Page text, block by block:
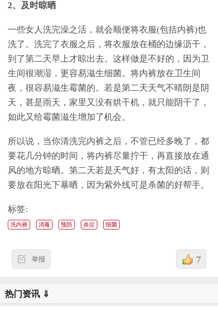
2、及时晾晒
一些女人洗完澡之活，就会顺便将衣服(包括内裤)也
洗了。洗完了衣服之后，将衣服放在桶的边缘沥干，
到了第二天早上才晾出去。这样做是不好的，因为卫
生间很潮湿，更容易滋生细菌。将内裤放在卫生间
夜，很容易滋生霉菌的。若是第二天天气不晴朗是阴
天，甚是雨天，家里又没有烘干机，就只能阴干了，
如此又给霉菌滋生增加了机会。
所以说，当你清洗完内裤之后，不管已经多晚了，都
要花几分钟的时间，将内裤尽量拧干，再直接放在通
风的地方晾晒。第二天若是天气好，有太阳的话，则
要放在阳光下暴晒，因为紫外线可是杀菌的好帮手。
标签:
洗内裤 消毒 预防 炎症 细菌
举报 7
热门资讯 ⇓